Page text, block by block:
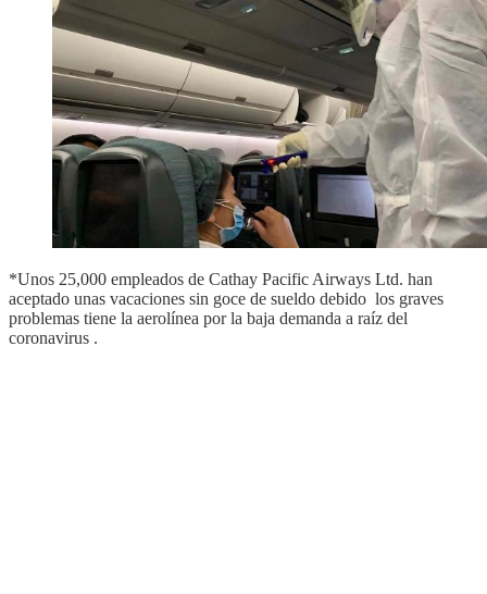
*Unos 25,000 empleados de Cathay Pacific Airways Ltd. han
aceptado unas vacaciones sin goce de sueldo debido los graves
problemas tiene la aerolínea por la baja demanda a raíz del
coronavirus .